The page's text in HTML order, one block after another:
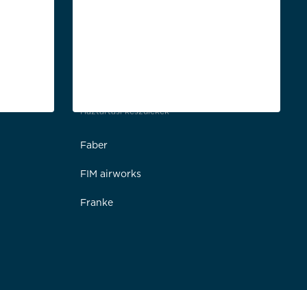
Háztartási készülékek
Faber
FIM airworks
Franke